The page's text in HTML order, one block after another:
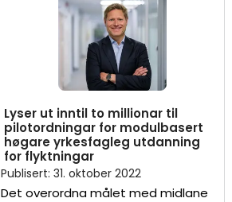
Lyser ut inntil to millionar til
pilotordningar for modulbasert
høgare yrkesfagleg utdanning
for flyktningar
Publisert: 31. oktober 2022
Det overordna målet med midlane